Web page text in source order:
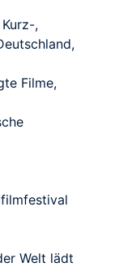
,
Filme,
Welt lädt